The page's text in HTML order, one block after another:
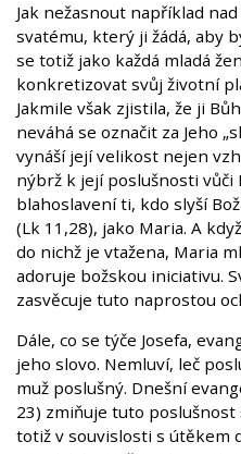
Jak nežasnout například
svatému, který ji žádá, aby
se totiž jako každá mladá
konkretizovat svůj životní
Jakmile však zjistila, že ji
neváhá se označit za Jeho
vynáší její velikost nejen
nýbrž k její poslušnosti vůči
blahoslavení ti, kdo slyší
(Lk 11,28), jako Maria. A
do nichž je vtažena, Maria
adoruje božskou iniciativu.
zasvěcuje tuto naprostou
Dále, co se týče Josefa,
jeho slovo. Nemluví, leč
muž poslušný. Dnešní
23) zmiňuje tuto
totiž v souvislosti s útěkem